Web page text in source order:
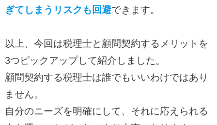
ぎてしまうリスクも回避できます。
以上、今回は税理士と顧問契約するメリットを
3つピックアップして紹介しました。
顧問契約する税理士は誰でもいいわけではあり
ません。
自分のニーズを明確にして、それに応えられる